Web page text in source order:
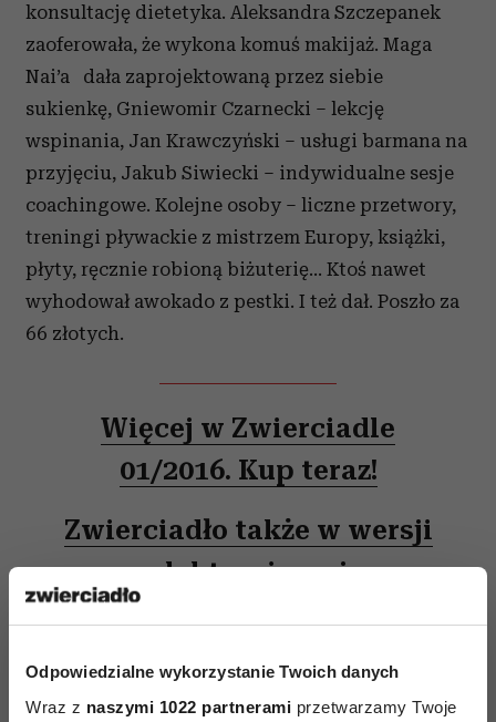
Odpowiedzialne wykorzystanie Twoich danych
Wraz z naszymi 1022 partnerami przetwarzamy Twoje
konsultację dietetyka. Aleksandra Szczepanek
zaoferowała, że wykona komuś makijaż. Maga
Nai’a dała zaprojektowaną przez siebie
sukienkę, Gniewomir Czarnecki – lekcję
wspinania, Jan Krawczyński – usługi barmana na
przyjęciu, Jakub Siwiecki – indywidualne sesje
coachingowe. Kolejne osoby – liczne przetwory,
treningi pływackie z mistrzem Europy, książki,
płyty, ręcznie robioną biżuterię… Ktoś nawet
wyhodował awokado z pestki. I też dał. Poszło za
66 złotych.
Więcej w Zwierciadle
01/2016. Kup teraz!
Zwierciadło także w wersji
elektronicznej